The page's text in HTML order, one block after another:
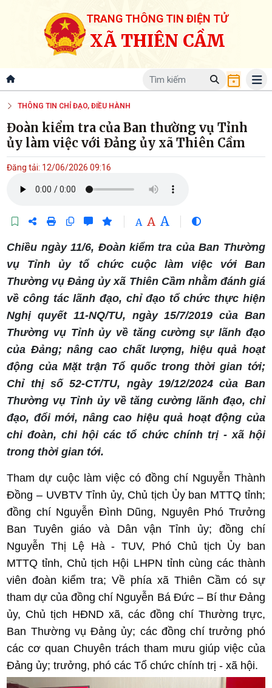
TRANG THÔNG TIN ĐIỆN TỬ
XÃ THIÊN CẦM
THÔNG TIN CHỈ ĐẠO, ĐIỀU HÀNH
Đoàn kiểm tra của Ban thường vụ Tỉnh
ủy làm việc với Đảng ủy xã Thiên Cầm
Đăng tải: 12/06/2026 09:16
A A A
Chiều ngày 11/6, Đoàn kiểm tra của Ban Thường
vụ Tỉnh ủy tổ chức cuộc làm việc với Ban
Thường vụ Đảng ủy xã Thiên Cầm nhằm đánh giá
về công tác lãnh đạo, chỉ đạo tổ chức thực hiện
Nghị quyết 11-NQ/TU, ngày 15/7/2019 của Ban
Thường vụ Tỉnh ủy về tăng cường sự lãnh đạo
của Đảng; nâng cao chất lượng, hiệu quả hoạt
động của Mặt trận Tổ quốc trong thời gian tới;
Chỉ thị số 52-CT/TU, ngày 19/12/2024 của Ban
Thường vụ Tỉnh ủy về tăng cường lãnh đạo, chỉ
đạo, đổi mới, nâng cao hiệu quả hoạt động của
chi đoàn, chi hội các tổ chức chính trị - xã hội
trong thời gian tới.
Tham dự cuộc làm việc có đồng chí Nguyễn Thành
Đồng – UVBTV Tỉnh ủy, Chủ tịch Ủy ban MTTQ tỉnh;
đồng chí Nguyễn Đình Dũng, Nguyên Phó Trưởng
Ban Tuyên giáo và Dân vận Tỉnh ủy; đồng chí
Nguyễn Thị Lệ Hà - TUV, Phó Chủ tịch Ủy ban
MTTQ tỉnh, Chủ tịch Hội LHPN tỉnh cùng các thành
viên đoàn kiểm tra; Về phía xã Thiên Cầm có sự
tham dự của đồng chí Nguyễn Bá Đức – Bí thư Đảng
ủy, Chủ tịch HĐND xã, các đồng chí Thường trực,
Ban Thường vụ Đảng ủy; các đồng chí trưởng phó
các cơ quan Chuyên trách tham mưu giúp việc của
Đảng ủy; trưởng, phó các Tổ chức chính trị - xã hội.